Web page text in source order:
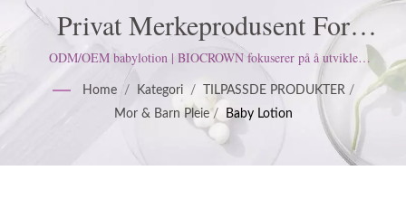
Privat Merkeprodusent For
Babylotion | ISO & GMP
Sertifisert Hudpleieprodusent
Siden 1977 | BIOCROWN
ODM/OEM babylotion | BIOCROWN fokuserer på å utvikle
hudpleieprodukter. Vi følger ISO22716 og Good Manufacturing Practices
(GMP) standarder; opprettholder en streng holdning for å tilfredsstille
kundens forventninger.
Home / Kategori / TILPASSDE PRODUKTER /
Mor & Barn Pleie / Baby Lotion